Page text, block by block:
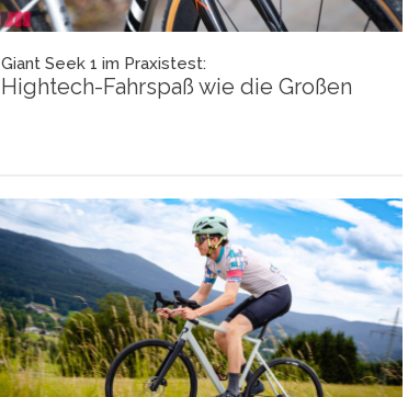
Giant Seek 1 im Praxistest:
Hightech-Fahrspaß wie die Großen